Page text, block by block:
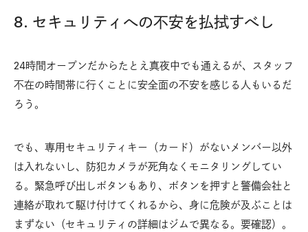
8. セキュリティへの不安を払拭すべし
24時間オープンだからたとえ真夜中でも通えるが、スタッフ
不在の時間帯に行くことに安全面の不安を感じる人もいるだ
ろう。
でも、専用セキュリティキー（カード）がないメンバー以外
は入れないし、防犯カメラが死角なくモニタリングしてい
る。緊急呼び出しボタンもあり、ボタンを押すと警備会社と
連絡が取れて駆け付けてくれるから、身に危険が及ぶことは
まずない（セキュリティの詳細はジムで異なる。要確認）。